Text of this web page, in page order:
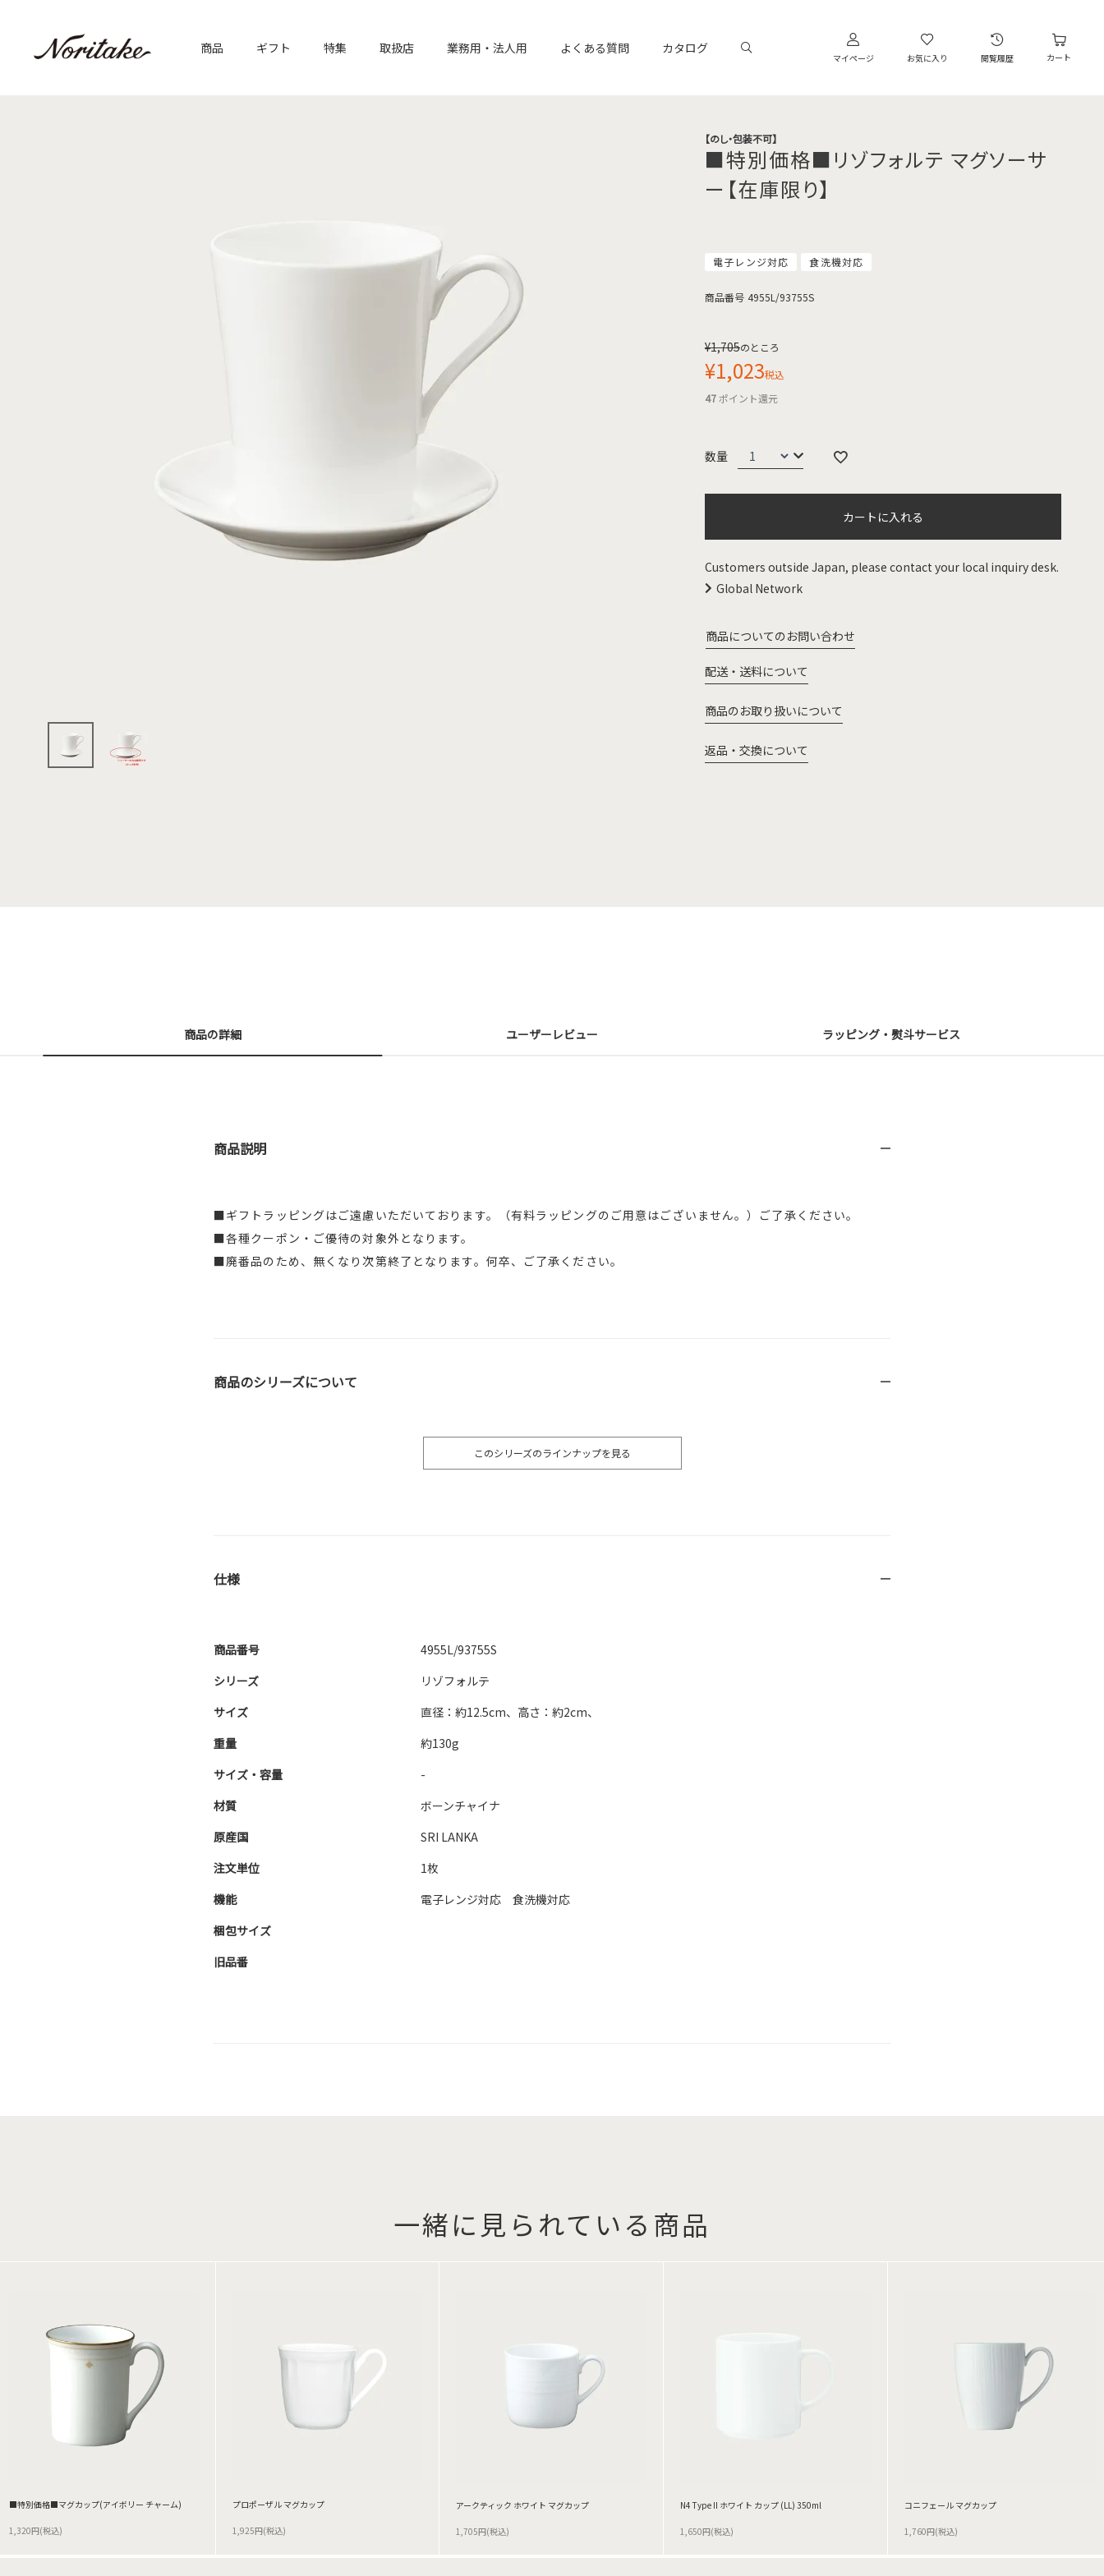
商品 ギフト 特集 取扱店 業務用・法人用 よくある質問 カタログ
マイページ お気に入り 閲覧履歴 カート
【のし・包装不可】
■特別価格■リゾフォルテ マグソーサ
ー【在庫限り】
電子レンジ対応 食洗機対応
商品番号 4955L/93755S
¥1,705のところ
¥1,023税込
47ポイント還元
カートに入れる
Customers outside Japan, please contact your local inquiry desk.
Global Network
商品についてのお問い合わせ
配送・送料について
商品のお取り扱いについて
返品・交換について
商品の詳細 ユーザーレビュー ラッピング・熨斗サービス
商品説明
■ギフトラッピングはご遠慮いただいております。（有料ラッピングのご用意はございません。）ご了承ください。
■各種クーポン・ご優待の対象外となります。
■廃番品のため、無くなり次第終了となります。何卒、ご了承ください。
商品のシリーズについて
このシリーズのラインナップを見る
仕様
商品番号
4955L/93755S
シリーズ
リゾフォルテ
サイズ
直径：約12.5cm、高さ：約2cm、
重量
約130g
サイズ・容量
-
材質
ボーンチャイナ
原産国
SRI LANKA
注文単位
1枚
機能
電子レンジ対応 食洗機対応
梱包サイズ
旧品番
一緒に見られている商品
■特別価格■マグカップ(アイボリー チャーム)
1,320円(税込)
プロポーザル マグカップ
1,925円(税込)
アークティック ホワイト マグカップ
1,705円(税込)
N4 Type II ホワイト カップ (LL) 350ml
1,650円(税込)
コニフェール マグカップ
1,760円(税込)